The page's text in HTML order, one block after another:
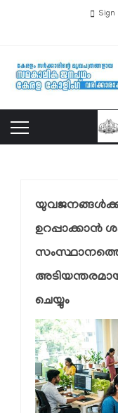
Sign
ഉറപ്പാക്കാൻ
സംസ്ഥാനത്തെ
ചെയ്യും